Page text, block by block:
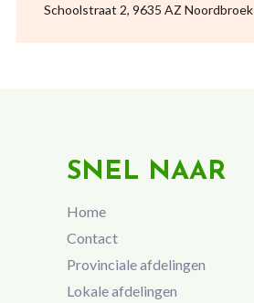
Schoolstraat 2, 9635 AZ Noordbroek
SNEL NAAR
Home
Contact
Provinciale afdelingen
Lokale afdelingen